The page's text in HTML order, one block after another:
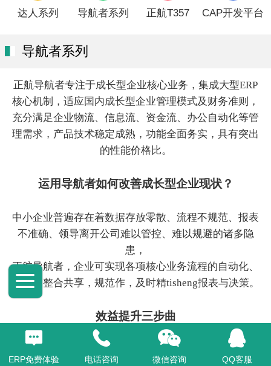
达人系列 导航者系列 正航T357 CAP开发平台
导航者系列
正航导航者专注于成长型企业核心业务，集成大型ERP
核心机制，适应国内成长型企业管理模式及财务准则，
充分满足企业物流、信息流、资金流、办公自动化等管
理需求，产品技术稳定成熟，功能全面务实，具有突出
的性能价格比。
运用导航者如何改善成长型企业现状？
中小企业普遍存在着数据存放零散、流程不规范、报表
不准确、领导离开公司难以管控、难以规避的诸多隐
患，
正航导航者，企业可实现各项核心业务流程的自动化、
资源的整合共享，规范作，及时精tisheng报表与决策。
效益提升三步曲
企业应用方案
ERP免费体验 电话咨询 微信咨询 QQ客服